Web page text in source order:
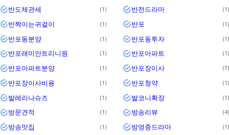
반도체관세 1 반전드라마 1
반짝이는귀걸이 1 반포 1
반포동분양 1 반포동투자 1
반포래미안트리니원 1 반포아파트 1
반포아파트분양 1 반포장이사 7
반포장이사비용 1 반포청약 1
발레리나슈즈 1 발코니확장 1
방문견적 1 방송리뷰 4
방송맛집 1 방영중드라마 1